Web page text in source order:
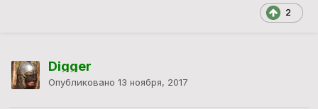
2
Digger
Опубликовано 13 ноября, 2017